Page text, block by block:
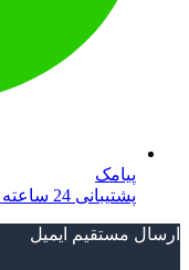
پیامک
پشتیبانی 24 ساعته 7 روز هفته
ارسال مستقیم ایمیل